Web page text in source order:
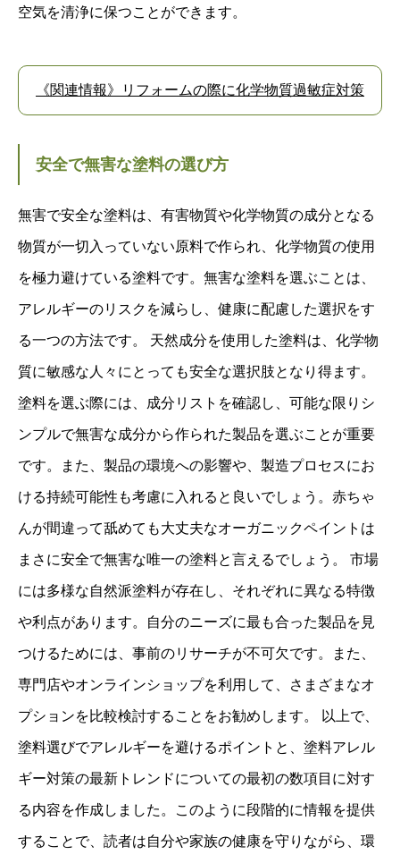
空気を清浄に保つことができます。
《関連情報》リフォームの際に化学物質過敏症対策
安全で無害な塗料の選び方
無害で安全な塗料は、有害物質や化学物質の成分となる
物質が一切入っていない原料で作られ、化学物質の使用
を極力避けている塗料です。無害な塗料を選ぶことは、
アレルギーのリスクを減らし、健康に配慮した選択をす
る一つの方法です。 天然成分を使用した塗料は、化学物
質に敏感な人々にとっても安全な選択肢となり得ます。
塗料を選ぶ際には、成分リストを確認し、可能な限りシ
ンプルで無害な成分から作られた製品を選ぶことが重要
です。また、製品の環境への影響や、製造プロセスにお
ける持続可能性も考慮に入れると良いでしょう。赤ちゃ
んが間違って舐めても大丈夫なオーガニックペイントは
まさに安全で無害な唯一の塗料と言えるでしょう。 市場
には多様な自然派塗料が存在し、それぞれに異なる特徴
や利点があります。自分のニーズに最も合った製品を見
つけるためには、事前のリサーチが不可欠です。また、
専門店やオンラインショップを利用して、さまざまなオ
プションを比較検討することをお勧めします。 以上で、
塗料選びでアレルギーを避けるポイントと、塗料アレル
ギー対策の最新トレンドについての最初の数項目に対す
る内容を作成しました。このように段階的に情報を提供
することで、読者は自分や家族の健康を守りながら、環